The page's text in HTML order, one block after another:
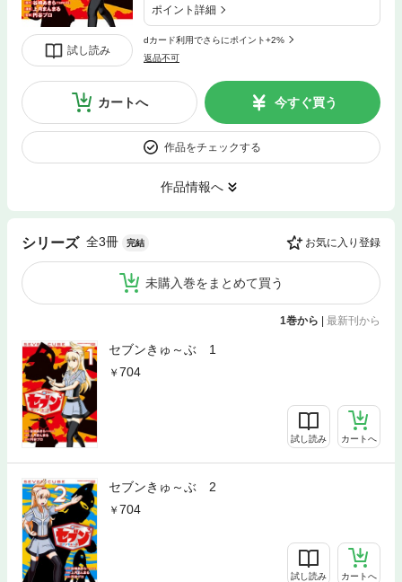
試し読み
ポイント詳細
dカード利用でさらにポイント+2%
返品不可
カートへ 今すぐ買う
作品をチェックする
作品情報へ
シリーズ 全3冊 完結 お気に入り登録
未購入巻をまとめて買う
1巻から | 最新刊から
セブンきゅ～ぶ 1
704
試し読み カートへ
セブンきゅ～ぶ 2
704
試し読み カートへ